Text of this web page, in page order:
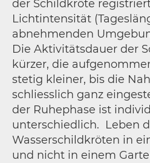
der Schildkröte
Lichtintensität
abnehmenden
Die Aktivitätsdauer der
kürzer, die
stetig kleiner, bis die
schliesslich ganz
der Ruhephase ist
unterschiedlich. Leben
Wasserschildkröten in
und nicht in einem